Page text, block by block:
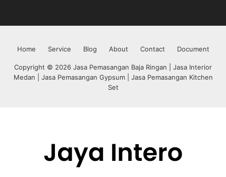
Home Service Blog About Contact Document
Copyright © 2026 Jasa Pemasangan Baja Ringan | Jasa Interior
Medan | Jasa Pemasangan Gypsum | Jasa Pemasangan Kitchen
Set